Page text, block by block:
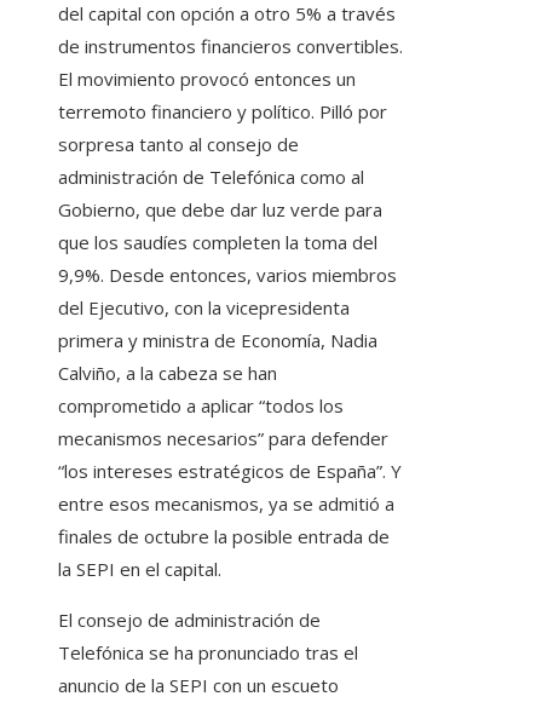
del capital con opción a otro 5% a través
de instrumentos financieros convertibles.
El movimiento provocó entonces un
terremoto financiero y político. Pilló por
sorpresa tanto al consejo de
administración de Telefónica como al
Gobierno, que debe dar luz verde para
que los saudíes completen la toma del
9,9%. Desde entonces, varios miembros
del Ejecutivo, con la vicepresidenta
primera y ministra de Economía, Nadia
Calviño, a la cabeza se han
comprometido a aplicar “todos los
mecanismos necesarios” para defender
“los intereses estratégicos de España”. Y
entre esos mecanismos, ya se admitió a
finales de octubre la posible entrada de
la SEPI en el capital.
El consejo de administración de
Telefónica se ha pronunciado tras el
anuncio de la SEPI con un escueto